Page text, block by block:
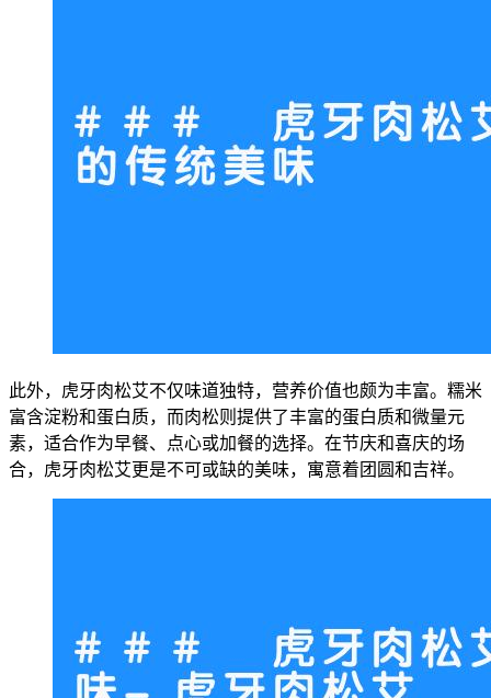
此外，虎牙肉松艾不仅味道独特，营养价值也颇为丰富。糯米
富含淀粉和蛋白质，而肉松则提供了丰富的蛋白质和微量元
素，适合作为早餐、点心或加餐的选择。在节庆和喜庆的场
合，虎牙肉松艾更是不可或缺的美味，寓意着团圆和吉祥。